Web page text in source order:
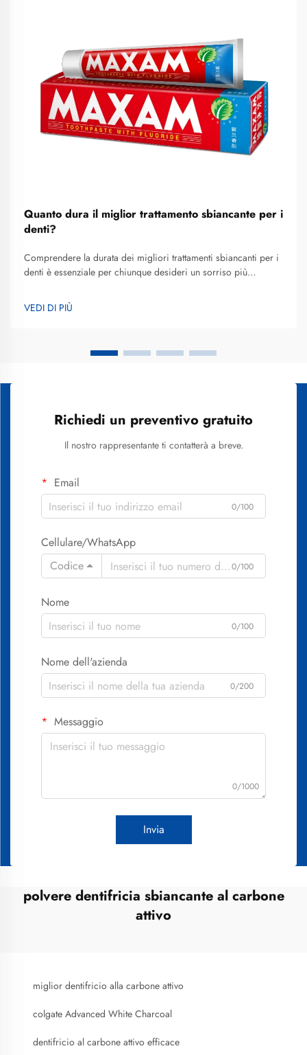
Quanto dura il miglior trattamento sbiancante per i
denti?
Comprendere la durata dei migliori trattamenti sbiancanti per i
denti è essenziale per chiunque desideri un sorriso più
propria estetica orale. La durata dei risultati ottenuti con lo
sbiancamento dentale varia notevolmente in base a...
VEDI DI PIÙ
Richiedi un preventivo gratuito
Il nostro rappresentante ti contatterà a breve.
Email
0/100
Cellulare/WhatsApp
Codice
0/100
Nome
0/100
Nome dell'azienda
0/200
Messaggio
0/1000
Invia
polvere dentifricia sbiancante al carbone
attivo
miglior dentifricio alla carbone attivo
colgate Advanced White Charcoal
dentifricio al carbone attivo efficace